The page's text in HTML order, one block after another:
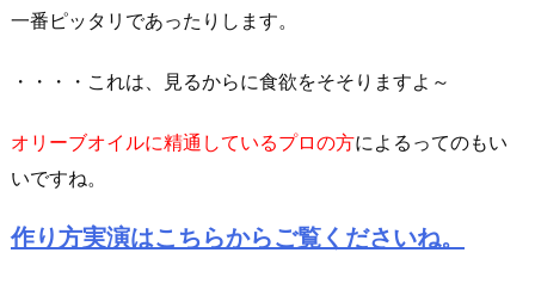
一番ピッタリであったりします。
・・・・これは、見るからに食欲をそそりますよ～
オリーブオイルに精通しているプロの方によるってのもい
いですね。
作り方実演はこちらからご覧くださいね。